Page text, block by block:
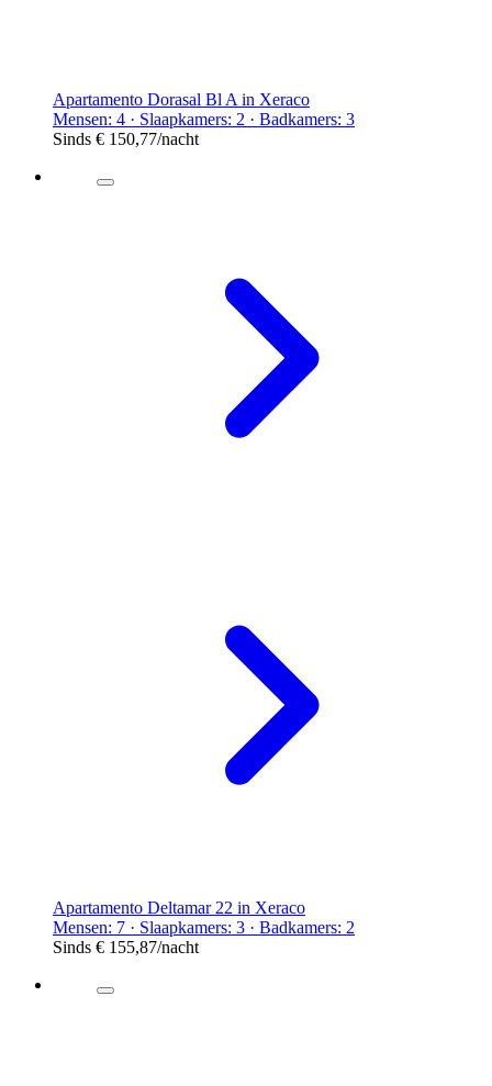
Apartamento Dorasal Bl A in Xeraco
Mensen: 4 · Slaapkamers: 2 · Badkamers: 3
Sinds € 150,77/nacht
Apartamento Deltamar 22 in Xeraco
Mensen: 7 · Slaapkamers: 3 · Badkamers: 2
Sinds € 155,87/nacht